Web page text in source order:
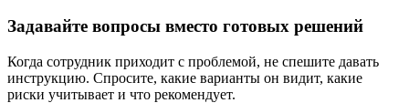
Задавайте вопросы вместо готовых решений
Когда сотрудник приходит с проблемой, не спешите давать
инструкцию. Спросите, какие варианты он видит, какие
риски учитывает и что рекомендует.